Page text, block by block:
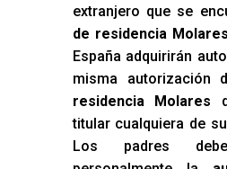
extranjero que se
de residencia Molares
España adquirirán
misma autorización
residencia Molares
titular cualquiera de
Los padres